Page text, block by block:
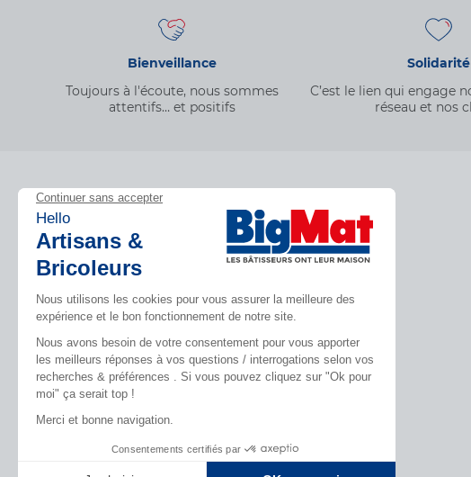
Bienveillance
Toujours à l'écoute, nous sommes
attentifs… et positifs
Solidarité
C’est le lien qui engage
réseau et nos
Découvrez BigMat
Qui sommes nous ?
Devenez adhérent
Les services BigMat
Nos engagements RSE – BigMat
Inspirez-vous
Tendances
Nos catalogues
Rencontres